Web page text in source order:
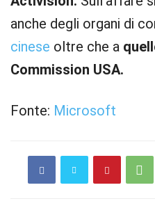
anche degli organi di
cinese oltre che a
Commission USA.
Fonte: Microsoft